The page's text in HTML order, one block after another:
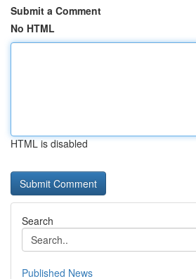
Submit a Comment
No HTML
HTML is disabled
Search
Published News